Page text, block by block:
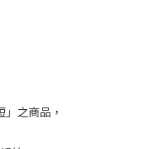
之商品，